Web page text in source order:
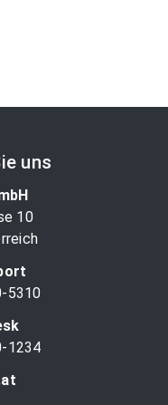
uns
10
5310
1234